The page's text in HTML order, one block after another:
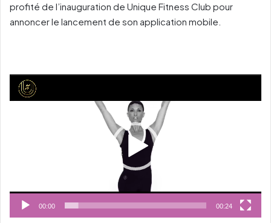
profité de l’inauguration de Unique Fitness Club pour
annoncer le lancement de son application mobile.
Lecteur
vidéo
00:00 00:24